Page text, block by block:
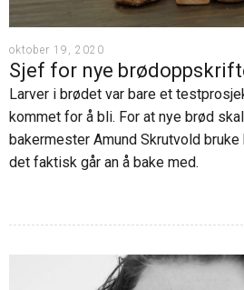
oktober 19, 2020
Sjef for nye
Larver i brødet var bare et
kommet for å bli. For at nye brød
bakermester Amund Skrutvold
det faktisk går an å bake med.